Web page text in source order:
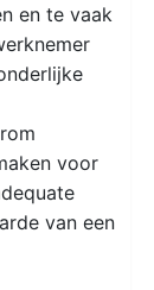
en te vaak
voor
van een